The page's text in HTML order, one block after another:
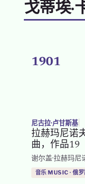
戈蒂埃·
1901
尼古拉·卢甘斯基|
拉赫玛尼诺
曲，作品19
谢尔盖·拉赫玛尼
音乐 MUSIC · 俄